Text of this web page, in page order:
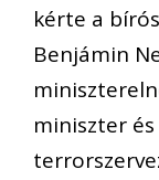
kérte a
Benjámin
miniszter